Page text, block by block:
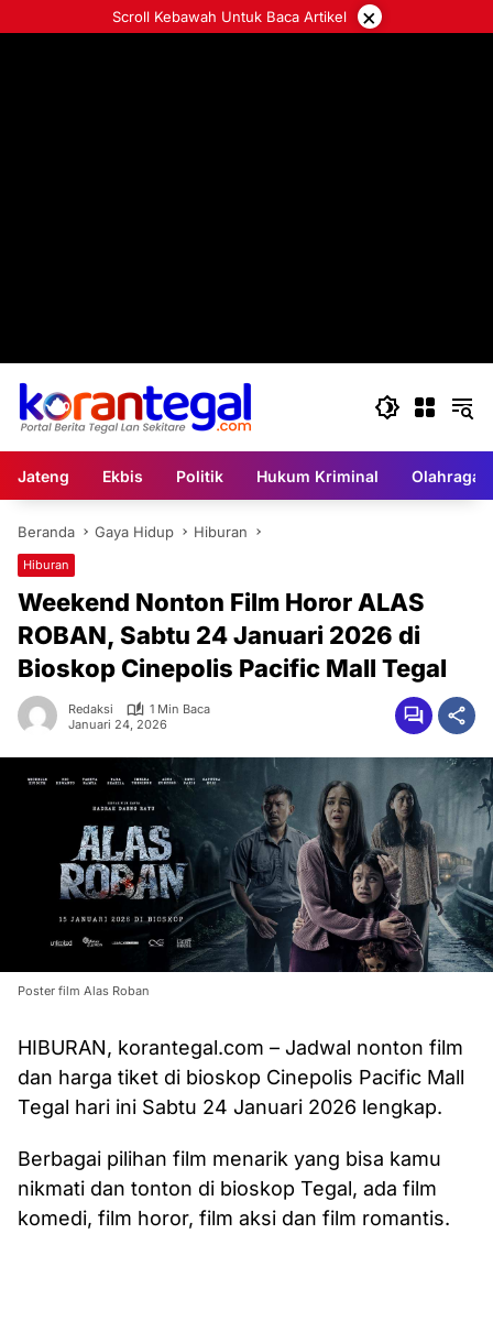
ke
Scroll Kebawah Untuk Baca Artikel ×
Jateng Ekbis Politik Hukum Kriminal Olahraga
Beranda Gaya Hidup Hiburan
Hiburan
Weekend Nonton Film Horor ALAS
ROBAN, Sabtu 24 Januari 2026 di
Bioskop Cinepolis Pacific Mall Tegal
Redaksi
1 Min Baca
Januari 24, 2026
Poster film Alas Roban
HIBURAN, korantegal.com – Jadwal nonton film
dan harga tiket di bioskop Cinepolis Pacific Mall
Tegal hari ini Sabtu 24 Januari 2026 lengkap.
Berbagai pilihan film menarik yang bisa kamu
nikmati dan tonton di bioskop Tegal, ada film
komedi, film horor, film aksi dan film romantis.